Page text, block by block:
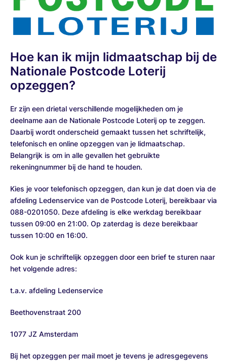
Hoe kan ik mijn lidmaatschap bij de
Nationale Postcode Loterij
opzeggen?
Er zijn een drietal verschillende mogelijkheden om je
deelname aan de Nationale Postcode Loterij op te zeggen.
Daarbij wordt onderscheid gemaakt tussen het schriftelijk,
telefonisch en online opzeggen van je lidmaatschap.
Belangrijk is om in alle gevallen het gebruikte
rekeningnummer bij de hand te houden.
Kies je voor telefonisch opzeggen, dan kun je dat doen via de
afdeling Ledenservice van de Postcode Loterij, bereikbaar via
088-0201050. Deze afdeling is elke werkdag bereikbaar
tussen 09:00 en 21:00. Op zaterdag is deze bereikbaar
tussen 10:00 en 16:00.
Ook kun je schriftelijk opzeggen door een brief te sturen naar
het volgende adres:
t.a.v. afdeling Ledenservice
Beethovenstraat 200
1077 JZ Amsterdam
Bij het opzeggen per mail moet je tevens je adresgegevens